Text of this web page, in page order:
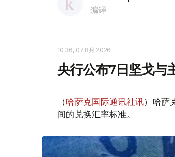
编译
10:36, 07 8月 2026
央行公布7日坚戈与
（哈萨克国际通讯社讯）哈萨
间的兑换汇率标准。